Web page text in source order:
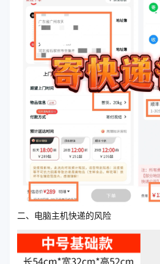
二、电脑主机快递的风险